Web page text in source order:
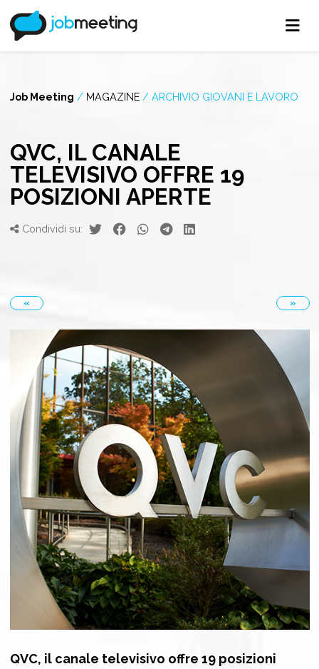
Job Meeting / MAGAZINE / ARCHIVIO GIOVANI E LAVORO
QVC, IL CANALE
TELEVISIVO OFFRE 19
POSIZIONI APERTE
Condividi su:
« »
QVC, il canale televisivo offre 19 posizioni